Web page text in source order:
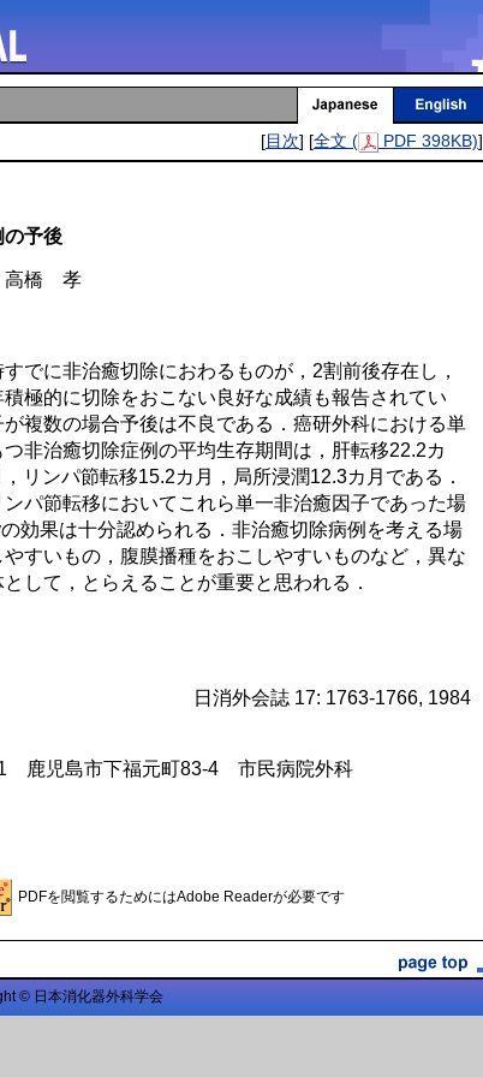
[目次] [全文 ( PDF 398KB)]
の予後
高橋 孝
でに非治癒切除におわるものが，2割前後存在し，
極的に切除をおこない良好な成績も報告されてい
複数の場合予後は不良である．癌研外科における単
非治癒切除症例の平均生存期間は，肝転移22.2カ
リンパ節転移15.2カ月，局所浸潤12.3カ月である．
パ節転移においてこれら単一非治癒因子であった場
効果は十分認められる．非治癒切除病例を考える場
すいもの，腹膜播種をおこしやすいものなど，異な
して，とらえることが重要と思われる．
日消外会誌 17: 1763-1766, 1984
児島市下福元町83-4 市民病院外科
PDFを閲覧するためにはAdobe Readerが必要です
© 日本消化器外科学会